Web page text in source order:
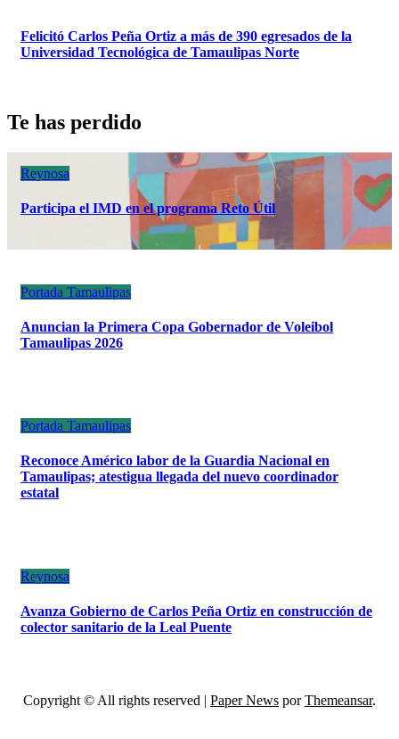
Felicitó Carlos Peña Ortiz a más de 390 egresados de la
Universidad Tecnológica de Tamaulipas Norte
Te has perdido
Reynosa
Participa el IMD en el programa Reto Útil
Portada Tamaulipas
Anuncian la Primera Copa Gobernador de Voleibol
Tamaulipas 2026
Portada Tamaulipas
Reconoce Américo labor de la Guardia Nacional en
Tamaulipas; atestigua llegada del nuevo coordinador
estatal
Reynosa
Avanza Gobierno de Carlos Peña Ortiz en construcción de
colector sanitario de la Leal Puente
Copyright © All rights reserved | Paper News porThemeansar.